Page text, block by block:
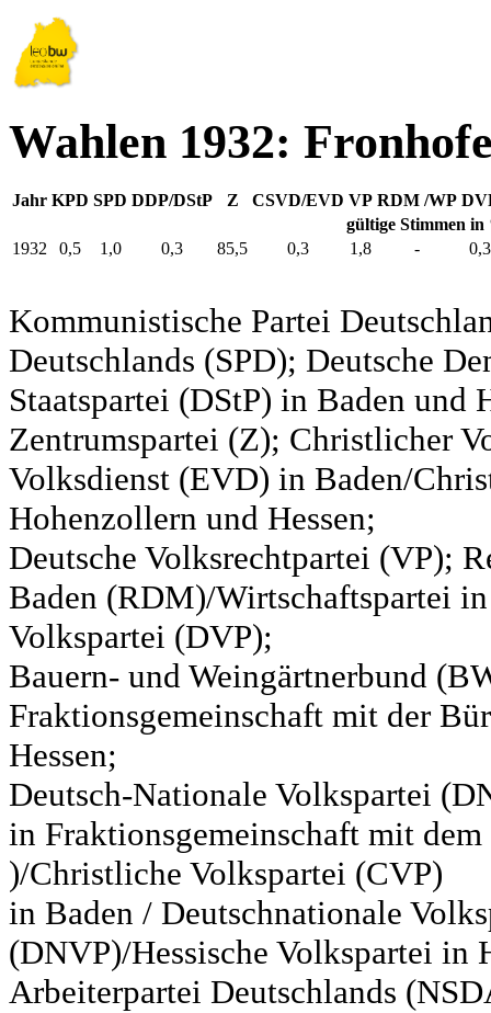
Wahlen 1932:
Jahr KPD SPD DDP/DStP Z CSVD/EVD VP RDM /WP
gültige Stimmen in
1932
0,5 1,0 0,3 85,5 0,3 1,8 - 0,3
Kommunistische Partei
Deutschlands (SPD); Deutsche
Staatspartei (DStP) in Baden und
Zentrumspartei (Z); Christlicher
Volksdienst (EVD) in Baden/
Hohenzollern und Hessen;
Deutsche Volksrechtpartei (VP);
Baden (RDM)/Wirtschaftspartei
Volkspartei (DVP);
Bauern- und Weingärtnerbund
Fraktionsgemeinschaft mit der
Hessen;
Deutsch-Nationale Volkspartei
in Fraktionsgemeinschaft mit
)/Christliche Volkspartei (CVP)
in Baden / Deutschnationale
(DNVP)/Hessische Volkspartei in
Arbeiterpartei Deutschlands